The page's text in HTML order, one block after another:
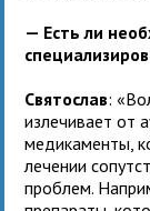
— Есть ли
Святослав:
излечивает от
медикаменты,
лечении
проблем.